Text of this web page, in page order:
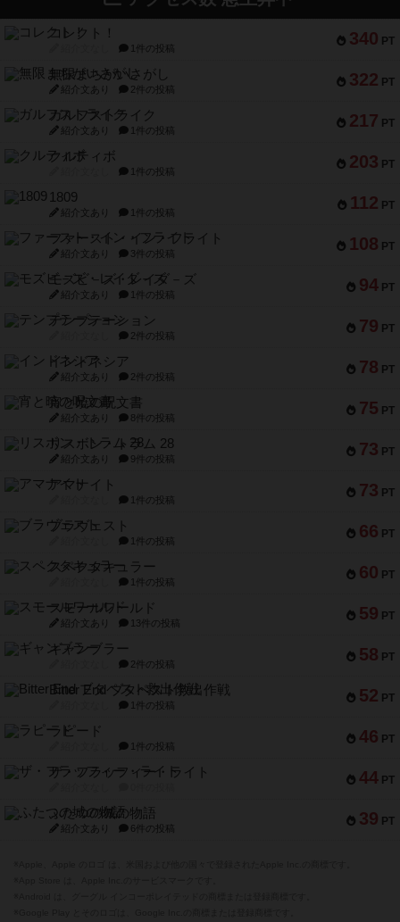
340 PT
コレクト！
1件の投稿
322 PT
無限まちがいさがし
紹介文あり 2件の投稿
217 PT
ガルフストライク
紹介文あり 1件の投稿
203 PT
クルティボ
1件の投稿
112 PT
1809
紹介文あり 1件の投稿
108 PT
ファースト・イン・フライト
紹介文あり 3件の投稿
94 PT
モズビ－ズ・レイダ－ズ
紹介文あり 1件の投稿
79 PT
テンプテーション
2件の投稿
78 PT
インドネシア
紹介文あり 2件の投稿
75 PT
宵と暁の呪文書
紹介文あり 8件の投稿
73 PT
リスボン・トラム 28
紹介文あり 9件の投稿
73 PT
アマナイト
1件の投稿
66 PT
ブラヴェスト
1件の投稿
60 PT
スペクタキュラー
1件の投稿
59 PT
スモールワールド
紹介文あり 13件の投稿
58 PT
ギャンブラー
2件の投稿
52 PT
Bitter End ブタペスト救出作戦
1件の投稿
46 PT
ラピード
1件の投稿
44 PT
ザ・フラッフィー・ライト
39 PT
ふたつの城の物語
紹介文あり 6件の投稿